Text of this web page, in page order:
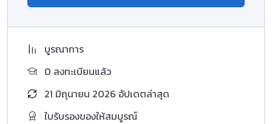
บูรณาการ
0 ลงทะเบียนแล้ว
21 มิถุนายน 2026 อัปเดตล่าสุด
ใบรับรองของให้สมบูรณ์